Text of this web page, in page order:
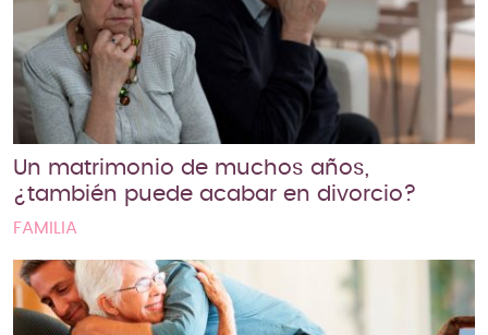
Un matrimonio de muchos años,
¿también puede acabar en divorcio?
FAMILIA